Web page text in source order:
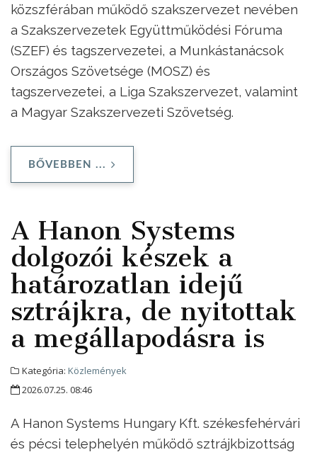
közszférában működő szakszervezet nevében
a Szakszervezetek Együttműködési Fóruma
(SZEF) és tagszervezetei, a Munkástanácsok
Országos Szövetsége (MOSZ) és
tagszervezetei, a Liga Szakszervezet, valamint
a Magyar Szakszervezeti Szövetség.
BŐVEBBEN ...
A Hanon Systems
dolgozói készek a
határozatlan idejű
sztrájkra, de nyitottak
a megállapodásra is
Kategória: Közlemények
2026.07.25. 08:46
A Hanon Systems Hungary Kft. székesfehérvári
és pécsi telephelyén működő sztrájkbizottság